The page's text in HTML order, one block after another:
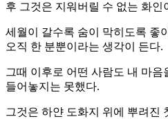
후 그것은 지워버릴 수 없는 화인
세월이 갈수록 숨이 막히도록 좋
오직 한 분뿐이라는 생각이 든다.
그때 이후로 어떤 사람도 내 마
들어놓지는 못했다.
그것은 하얀 도화지 위에 뿌려진